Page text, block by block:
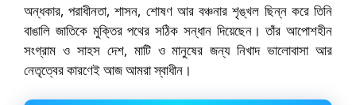
অন্ধকার, পরাধীনতা, শাসন, শোষণ আর বঞ্চনার শৃঙ্খল ছিন্ন করে তিনি
বাঙালি জাতিকে মুক্তির পথের সঠিক সন্ধান দিয়েছেন। তাঁর আপোশহীন
সংগ্রাম ও সাহস দেশ, মাটি ও মানুষের জন্য নিখাদ ভালোবাসা আর
নেতৃত্বের কারণেই আজ আমরা স্বাধীন।